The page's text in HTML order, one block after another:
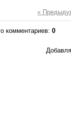
«
комментариев:0